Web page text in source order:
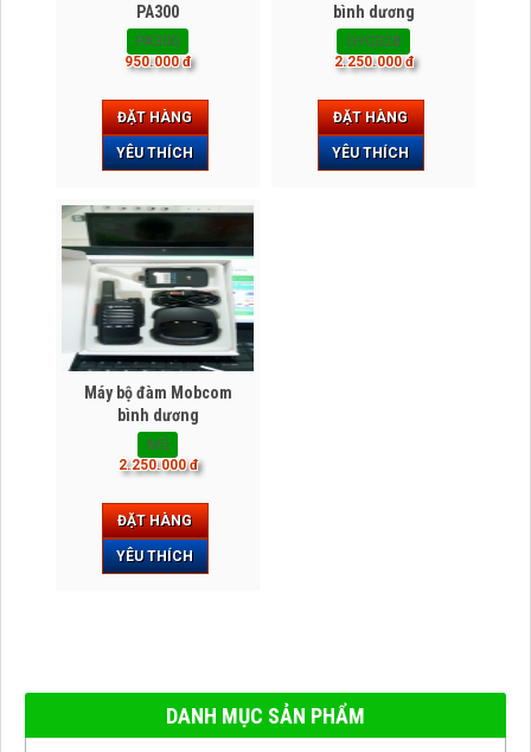
PA300
PA300
950.000 đ
ĐẶT HÀNG
YÊU THÍCH
bình dương
GYQ328
2.250.000 đ
ĐẶT HÀNG
YÊU THÍCH
Máy bộ đàm Mobcom
bình dương
M5
2.250.000 đ
ĐẶT HÀNG
YÊU THÍCH
DANH MỤC SẢN PHẨM